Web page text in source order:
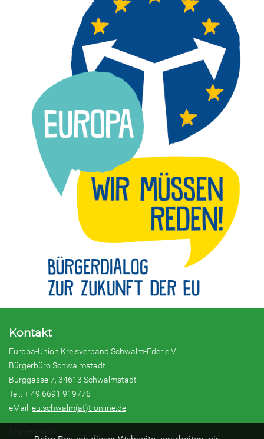
Kontakt
Europa-Union Kreisverband Schwalm-Eder e.V.
Bürgerbüro Schwalmstadt
Burggasse 7, 34613 Schwalmstadt
Tel.: + 49 6691 919776
eMail: eu.schwalm(at)t-online.de